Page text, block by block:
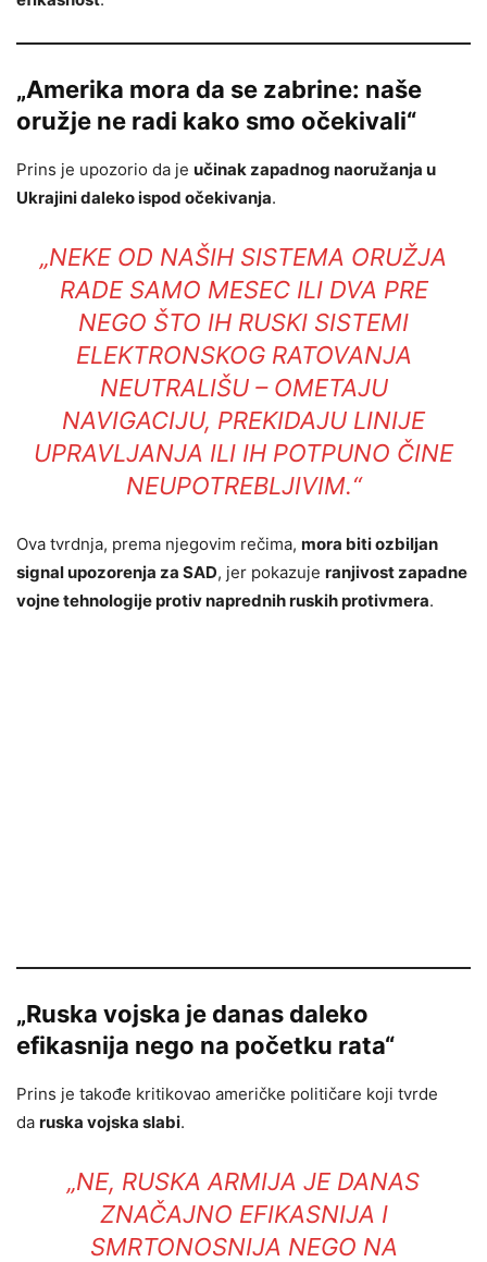
„Amerika mora da se zabrine: naše
oružje ne radi kako smo očekivali“
Prins je upozorio da je učinak zapadnog naoružanja u
Ukrajini daleko ispod očekivanja.
„NEKE OD NAŠIH SISTEMA ORUŽJA
RADE SAMO MESEC ILI DVA PRE
NEGO ŠTO IH RUSKI SISTEMI
ELEKTRONSKOG RATOVANJA
NEUTRALIŠU – OMETAJU
NAVIGACIJU, PREKIDAJU LINIJE
UPRAVLJANJA ILI IH POTPUNO ČINE
NEUPOTREBLJIVIM.“
Ova tvrdnja, prema njegovim rečima, mora biti ozbiljan
signal upozorenja za SAD, jer pokazuje ranjivost zapadne
vojne tehnologije protiv naprednih ruskih protivmera.
„Ruska vojska je danas daleko
efikasnija nego na početku rata“
Prins je takođe kritikovao američke političare koji tvrde
da ruska vojska slabi.
„NE, RUSKA ARMIJA JE DANAS
ZNAČAJNO EFIKASNIJA I
SMRTONOSNIJA NEGO NA